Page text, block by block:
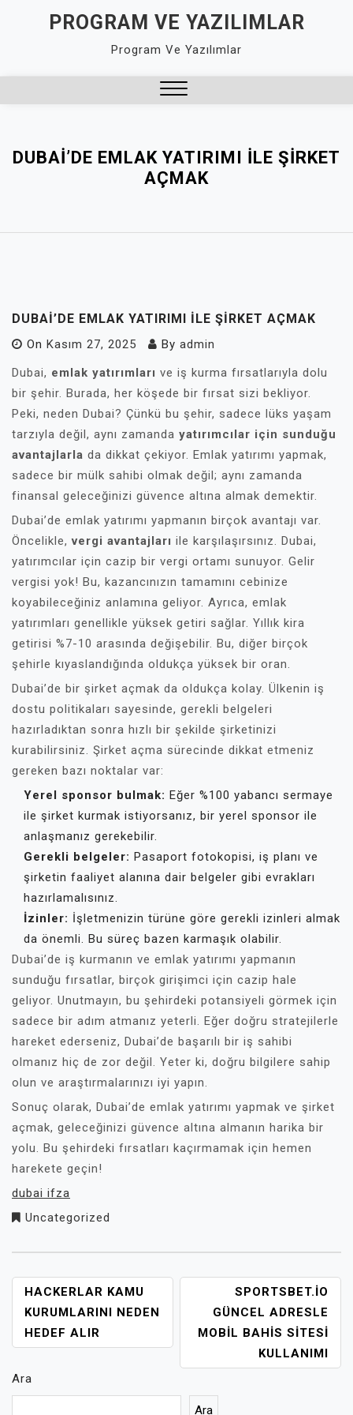
PROGRAM VE YAZILIMLAR
Program Ve Yazılımlar
DUBAI’DE EMLAK YATIRIMI ILE ŞIRKET
AÇMAK
DUBAI’DE EMLAK YATIRIMI ILE ŞIRKET AÇMAK
On Kasım 27, 2025 By admin
Dubai, emlak yatırımları ve iş kurma fırsatlarıyla dolu
bir şehir. Burada, her köşede bir fırsat sizi bekliyor.
Peki, neden Dubai? Çünkü bu şehir, sadece lüks yaşam
tarzıyla değil, aynı zamanda yatırımcılar için sunduğu
avantajlarla da dikkat çekiyor. Emlak yatırımı yapmak,
sadece bir mülk sahibi olmak değil; aynı zamanda
finansal geleceğinizi güvence altına almak demektir.
Dubai’de emlak yatırımı yapmanın birçok avantajı var.
Öncelikle,vergi avantajları ile karşılaşırsınız. Dubai,
yatırımcılar için cazip bir vergi ortamı sunuyor. Gelir
vergisi yok! Bu, kazancınızın tamamını cebinize
koyabileceğiniz anlamına geliyor. Ayrıca, emlak
yatırımları genellikle yüksek getiri sağlar. Yıllık kira
getirisi %7-10 arasında değişebilir. Bu, diğer birçok
şehirle kıyaslandığında oldukça yüksek bir oran.
Dubai’de bir şirket açmak da oldukça kolay. Ülkenin iş
dostu politikaları sayesinde, gerekli belgeleri
hazırladıktan sonra hızlı bir şekilde şirketinizi
kurabilirsiniz. Şirket açma sürecinde dikkat etmeniz
gereken bazı noktalar var:
Yerel sponsor bulmak: Eğer %100 yabancı sermaye
ile şirket kurmak istiyorsanız, bir yerel sponsor ile
anlaşmanız gerekebilir.
Gerekli belgeler: Pasaport fotokopisi, iş planı ve
şirketin faaliyet alanına dair belgeler gibi evrakları
hazırlamalısınız.
İzinler: İşletmenizin türüne göre gerekli izinleri almak
da önemli. Bu süreç bazen karmaşık olabilir.
Dubai’de iş kurmanın ve emlak yatırımı yapmanın
sunduğu fırsatlar, birçok girişimci için cazip hale
geliyor. Unutmayın, bu şehirdeki potansiyeli görmek için
sadece bir adım atmanız yeterli. Eğer doğru stratejilerle
hareket ederseniz, Dubai’de başarılı bir iş sahibi
olmanız hiç de zor değil. Yeter ki, doğru bilgilere sahip
olun ve araştırmalarınızı iyi yapın.
Sonuç olarak, Dubai’de emlak yatırımı yapmak ve şirket
açmak, geleceğinizi güvence altına almanın harika bir
yolu. Bu şehirdeki fırsatları kaçırmamak için hemen
harekete geçin!
dubai ifza
Uncategorized
YAZI
GEZINMESI
HACKERLAR KAMU
KURUMLARINI NEDEN
HEDEF ALIR
SPORTSBET.IO
GÜNCEL ADRESLE
MOBIL BAHIS SITESI
KULLANIMI
Ara
Ara